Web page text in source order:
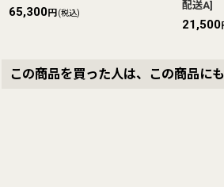
65,300円 (税込)
配送A]
21,500
この商品を買った人は、この商品にも